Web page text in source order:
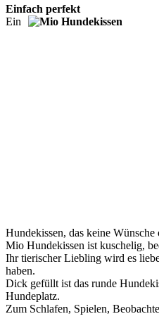
Einfach perfekt
Ein
Hundekissen, das keine Wünsche
Mio Hundekissen ist kuschelig,
Ihr tierischer Liebling wird es
haben.
Dick gefüllt ist das runde
Hundeplatz.
Zum Schlafen, Spielen,